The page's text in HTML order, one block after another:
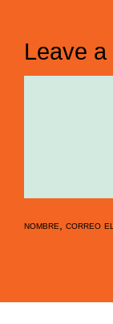
Leave
nombre, correo